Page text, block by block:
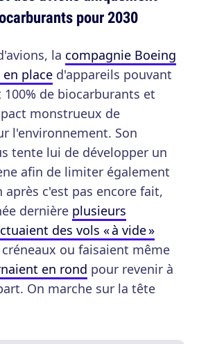
pour 2030
la compagnie Boeing
place d'appareils pouvant
de biocarburants et
monstrueux de
l'environnement. Son
tente lui de développer un
afin de limiter également
c'est pas encore fait,
dernière plusieurs
des vols « à vide »
ou faisaient même
en rond pour revenir à
On marche sur la tête